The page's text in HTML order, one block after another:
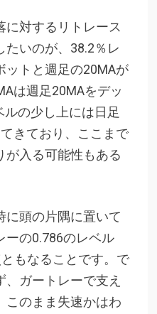
に対するリトレース
たいのが、38.2％レ
ットと週足の20MAが
は週足20MAをデッ
ルの少し上には日足
きており、ここまで
が入る可能性もある
に頭の片隅に置いて
ーの0.786のレベル
もなることです。で
ガートレーで支え
このまま失速かはわ